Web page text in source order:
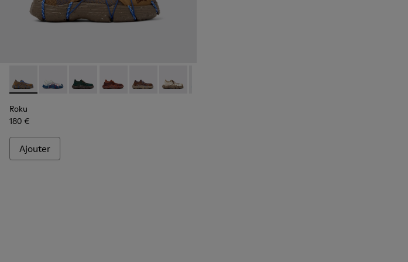
Roku - K100953-004 - Basket marron pour homme
Roku - K100953-014 - Baskets en textile multicolores Pour homme.
Roku - K100953-012 - Baskets vertes pour homme
Roku - K100953-010 - Baskets bordeaux pour homme
Roku - K100953-009 - Baskets marron/bleu pour homme
Roku - K100953-008 - Baskets blanches, beiges pour homme
Roku
180 €
Ajouter